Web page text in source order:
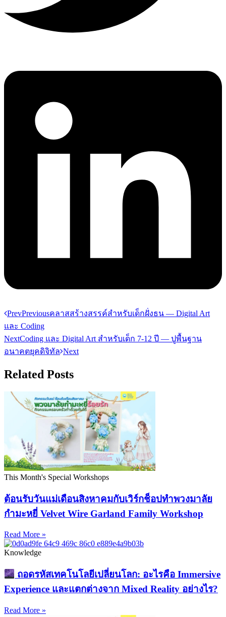
PrevPreviousคลาสสร้างสรรค์สำหรับเด็กฝั่งธน — Digital Art
และ Coding
NextCoding และ Digital Art สำหรับเด็ก 7-12 ปี — ปูพื้นฐาน
อนาคตยุคดิจิทัล Next
Related Posts
This Month's Special Workshops
ต้อนรับวันแม่เดือนสิงหาคมกับเวิร์กช็อปทำพวงมาลัย
กำมะหยี่ Velvet Wire Garland Family Workshop
Read More »
Knowledge
ถอดรหัสเทคโนโลยีเปลี่ยนโลก: อะไรคือ Immersive
Experience และแตกต่างจาก Mixed Reality อย่างไร?
Read More »